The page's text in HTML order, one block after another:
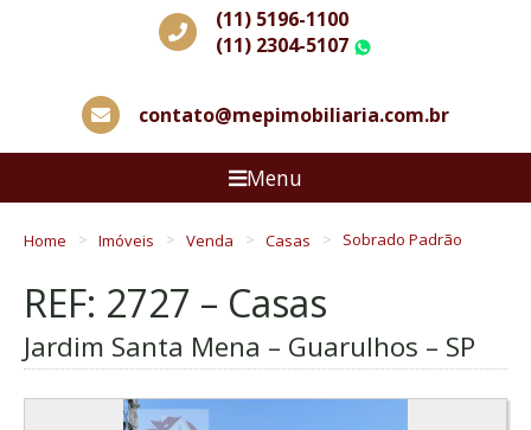
(11) 5196-1100
(11) 2304-5107
contato@mepimobiliaria.com.br
Menu
Home Imóveis Venda Casas Sobrado Padrão
REF: 2727 – Casas
Jardim Santa Mena – Guarulhos – SP